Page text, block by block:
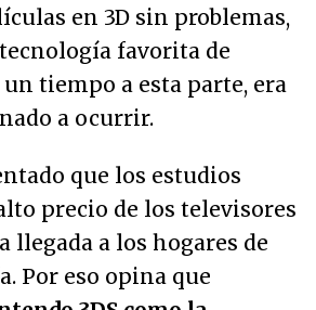
en 3D sin problemas,
favorita de
tiempo a esta parte, era
a ocurrir.
que los estudios
precio de los televisores
llegada a los hogares de
Por eso opina que